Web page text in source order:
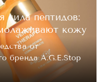
сила пептидов:
кожу
от
бренда A.G.E.Stop